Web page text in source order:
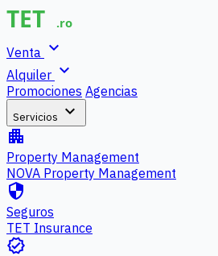
Venta expand_more
Alquiler expand_more
Promociones Agencias
Servicios expand_more
apartment
Property Management
NOVA Property Management
security
Seguros
TET Insurance
verified